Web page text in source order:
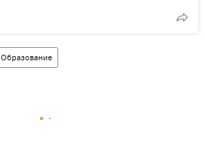
Образование